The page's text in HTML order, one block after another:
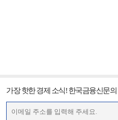
가장 핫한 경제 소식! 한국금융신문의